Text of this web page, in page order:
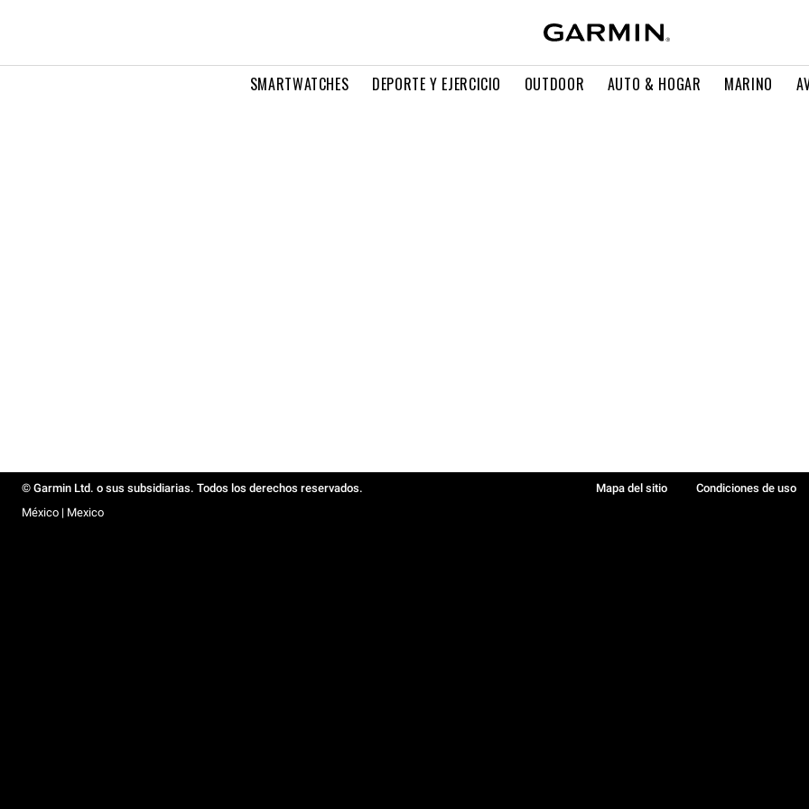
SMARTWATCHES DEPORTE Y EJERCICIO OUTDOOR AUTO & HOGAR MARINO
© Garmin Ltd. o sus subsidiarias. Todos los derechos reservados. Mapa del sitio Condiciones de uso
México | Mexico